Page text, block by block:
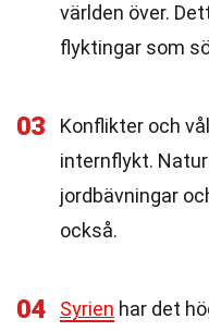
världen över.
flyktingar som
03
Konflikter och
internflykt.
jordbävningar
också.
04 Syrien har det